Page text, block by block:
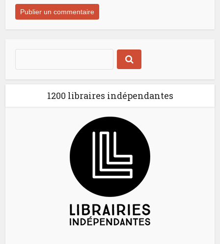
1200 libraires indépendantes